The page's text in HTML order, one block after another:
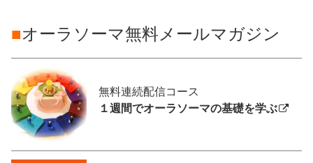
■オーラソーマ無料メールマガジン
無料連続配信コース
１週間でオーラソーマの基礎を学ぶ